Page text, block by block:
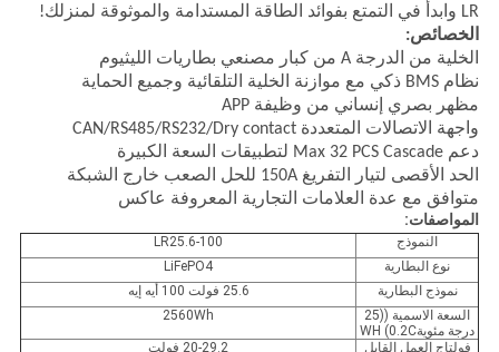
LR وابدأ في التمتع بفوائد الطاقة المستدامة والموثوقة لمنزلك!
الخصائص:
الخلية من الدرجة A من كبار مصنعي بطاريات الليثيوم
نظام BMS ذكي مع موازنة الخلية التلقائية وجميع الحماية
مظهر بصري إنساني من وظيفة APP
واجهة الاتصالات المتعددة CAN/RS485/RS232/Dry contact
دعم Max 32 PCS Cascade لتطبيقات السعة الكبيرة
الحد الأقصى لتيار التفريغ 150A للحل الصعب خارج الشبكة
متوافق مع عدة العلامات التجارية المعروفة عاكس
المواصفات:
النموذج
LR25.6-100
نوع البطارية
LiFePO4
نموذج البطارية
25.6 فولت 100 أيه إيه
السعة الاسمية ((25
درجة مئوية0.2C) WH
2560Wh
فولتاج العمل القابل
20-29.2 فولت